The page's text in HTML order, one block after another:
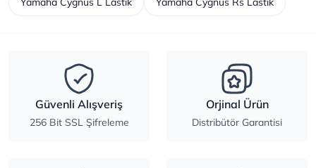
Güvenli Alışveriş
256 Bit SSL Şifreleme
Orjinal Ürün
Distribütör Garantisi